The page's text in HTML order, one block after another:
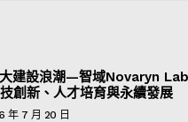
建設浪潮—智域Novaryn
創新、人才培育與永續發展
年 7 月 20 日